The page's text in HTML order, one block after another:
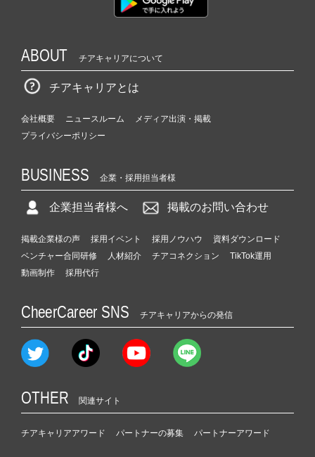
ABOUT チアキャリアについて
チアキャリアとは
会社概要 ニュースルーム
メディア出演・掲載
プライバシーポリシー
BUSINESS 企業・採用担当者様
企業担当者様へ 掲載のお問い合わせ
掲載企業様の声 採用イベント 採用ノウハウ
資料ダウンロード
ベンチャー合同研修
人材紹介 チアコネクション
TikTok運用
動画制作
採用代行
CheerCareer SNS チアキャリアからの発信
OTHER 関連サイト
チアキャリアアワード パートナーの募集 パートナーアワード